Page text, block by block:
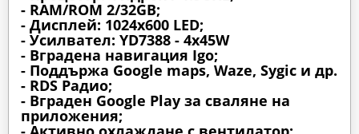
- RAM/ROM 2/32GB;
- Дисплей: 1024х600 LED;
- Усилвател: YD7388 - 4x45W
- Вградена навигация Igo;
- Поддържа Google maps, Waze, Sygic и др.
- RDS Радио;
- Вграден Google Play за сваляне на
приложения;